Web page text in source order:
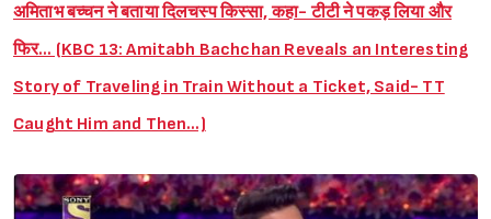
अमिताभ बच्चन ने बताया दिलचस्प किस्सा, कहा- टीटी ने पकड़ लिया और
फिर… (KBC 13: Amitabh Bachchan Reveals an Interesting
Story of Traveling in Train Without a Ticket, Said- TT
Caught Him and Then…)